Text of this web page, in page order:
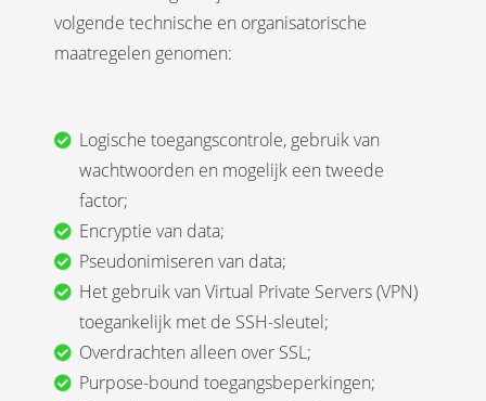
volgende technische en organisatorische
maatregelen genomen:
Logische toegangscontrole, gebruik van
wachtwoorden en mogelijk een tweede
factor;
Encryptie van data;
Pseudonimiseren van data;
Het gebruik van Virtual Private Servers (VPN)
toegankelijk met de SSH-sleutel;
Overdrachten alleen over SSL;
Purpose-bound toegangsbeperkingen;